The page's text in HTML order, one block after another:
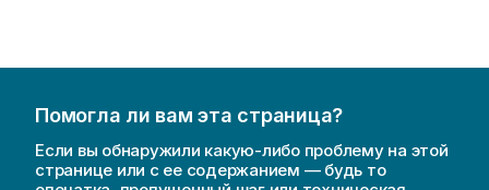
Помогла ли вам эта страница?
Если вы обнаружили какую-либо проблему на этой
странице или с ее содержанием — будь то